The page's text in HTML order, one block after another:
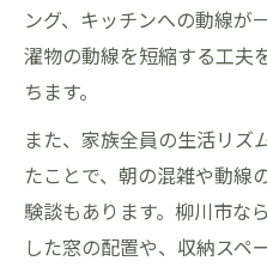
ング、キッチンへの動線が
濯物の動線を短縮する工夫
ちます。
また、家族全員の生活リズ
たことで、朝の混雑や動線
験談もあります。柳川市な
した窓の配置や、収納スペ